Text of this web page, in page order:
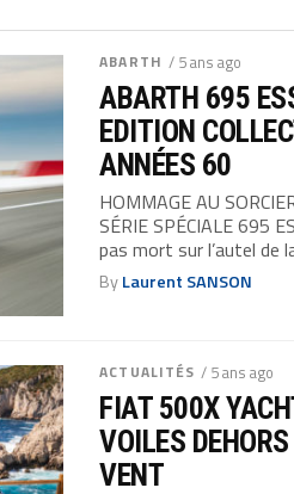
ABARTH / 5 ans ago
ABARTH 695
EDITION
ANNÉES 60
HOMMAGE AU
SÉRIE SPÉCIALE 695
pas mort sur l’autel de
ByLaurent SANSON
ACTUALITÉS / 5 ans ago
FIAT 500X
VOILES
VENT